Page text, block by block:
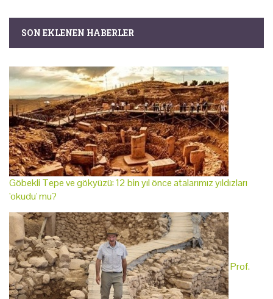
SON EKLENEN HABERLER
Göbekli Tepe ve gökyüzü: 12 bin yıl önce atalarımız yıldızları
'okudu' mu?
Prof.